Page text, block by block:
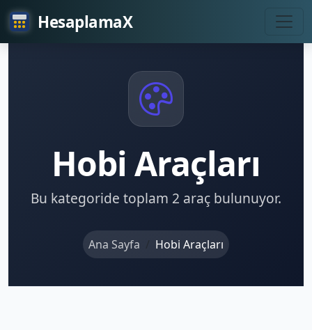
HesaplamaX
Hobi Araçları
Bu kategoride toplam 2 araç bulunuyor.
Ana Sayfa Hobi Araçları